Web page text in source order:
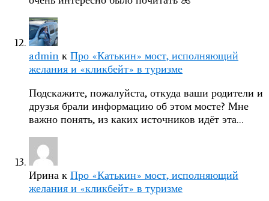
admin к Про «Катькин» мост, исполняющий
желания и «кликбейт» в туризме
Подскажите, пожалуйста, откуда ваши родители и
друзья брали информацию об этом мосте? Мне
важно понять, из каких источников идёт эта…
Ирина к Про «Катькин» мост, исполняющий
желания и «кликбейт» в туризме